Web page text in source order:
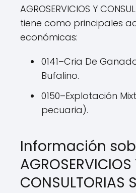
AGROSERVICIOS Y
tiene como principales
económicas:
0141–Cria De
Bufalino.
0150–Explotación
pecuaria).
Información
AGROSERVICIOS
CONSULTORIAS